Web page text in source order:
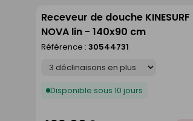
Receveur de douche KINESURF
NOVA lin - 140x90 cm
Référence : 30544731
Disponible sous 10 jours